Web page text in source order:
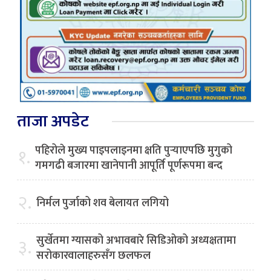
ताजा अपडेट
१. पहिरोले मुख्य पाइपलाइनमा क्षति पुर्‍याएपछि मुगुको
गमगढी बजारमा खानेपानी आपूर्ति पूर्णरूपमा बन्द
२. निर्मल पुर्जाको शव बेलायत लगियो
३. सुर्खेतमा ग्यासको अभावबारे सिडिओको अध्यक्षतामा
सरोकारवालाहरुसँग छलफल